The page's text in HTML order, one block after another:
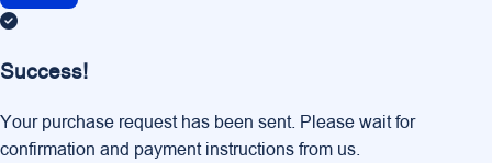
Success!
Your purchase request has been sent. Please wait for
confirmation and payment instructions from us.